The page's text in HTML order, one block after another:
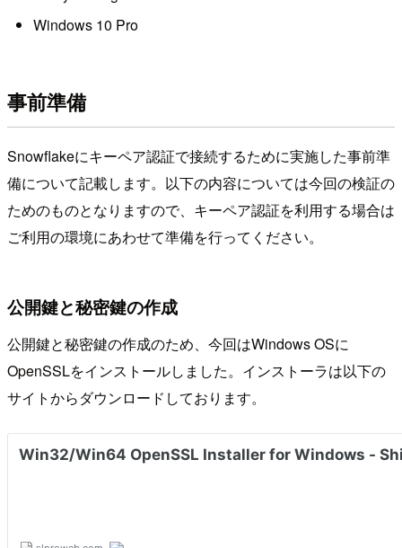
Windows 10 Pro
事前準備
Snowflakeにキーペア認証で接続するために実施した事前準
備について記載します。以下の内容については今回の検証の
ためのものとなりますので、キーペア認証を利用する場合は
ご利用の環境にあわせて準備を行ってください。
公開鍵と秘密鍵の作成
公開鍵と秘密鍵の作成のため、今回はWindows OSに
OpenSSLをインストールしました。インストーラは以下の
サイトからダウンロードしております。